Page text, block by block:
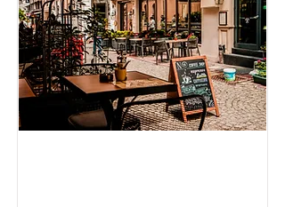
Bekijk dit pand